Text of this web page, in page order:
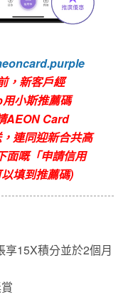
，新客戶經
用小斯推薦碼
AEON Card
連同迎新合共高
面嘅「申請信用
填到推薦碼)
15X積分並於2個月